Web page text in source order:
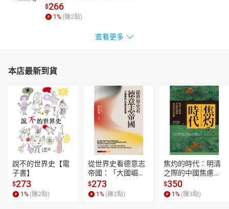
$266
1% (賺2點)
查看更多
本店最新到貨
說不的世界史【電
子書】
$273
1 % (賺2點)
從世界史看德意志
帝國：「大國崛
起」的迷思與真實
【電子書】
$273
1 % (賺2點)
焦灼的時代：明清
之際的中國焦慮與
東亞秩序重組【電
子書】
$350
1 % (賺3點)